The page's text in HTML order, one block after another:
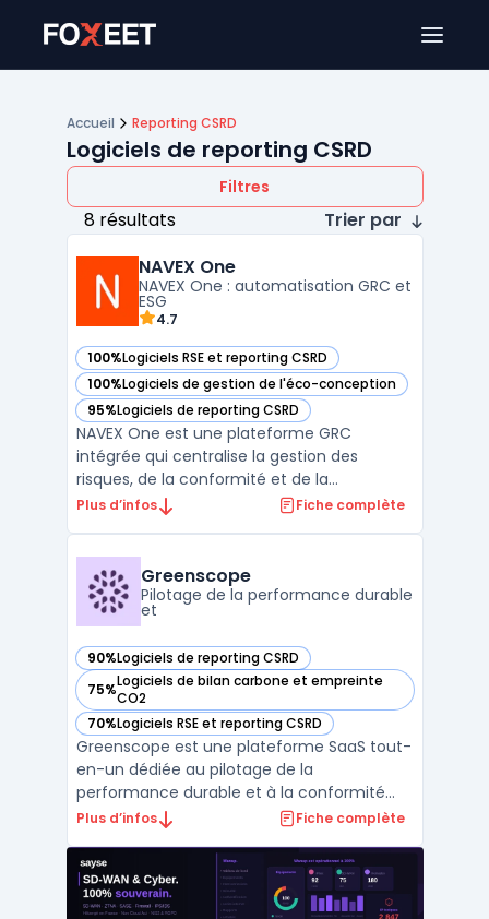
Accueil Reporting CSRD
Logiciels de reporting CSRD
Filtres
8 résultats
Trier par
NAVEX One
NAVEX One : automatisation GRC et
ESG
4.7
100%Logiciels RSE et reporting CSRD
— voir NAVEX One dans cette catégorie
100%Logiciels de gestion de l'éco-conception
— voir NAVEX One dans cette catégorie
95%Logiciels de reporting CSRD
— voir NAVEX One dans cette catégorie
NAVEX One est une plateforme GRC
intégrée qui centralise la gestion des
risques, de la conformité et de la
gouvernance. Avec un large éventail
des obligations de conformité pour les
entreprises de toute taille. En ...
Plus d’infos Fiche complète
Greenscope
Pilotage de la performance durable
et
90%Logiciels de reporting CSRD
— voir Greenscope dans cette catégorie
75%Logiciels de bilan carbone et empreinte
CO2
— voir Greenscope dans cette catégorie
70%Logiciels RSE et reporting CSRD
— voir Greenscope dans cette catégorie
Greenscope est une plateforme SaaS tout-
en-un dédiée au pilotage de la
performance durable et à la conformité
réglementaire ESG. Elle automatise la
financières, simplifiant ainsi les projets de
conformité comme la CSRD et SFDR. Avec
des outils avancés tels que ...
Plus d’infos Fiche complète